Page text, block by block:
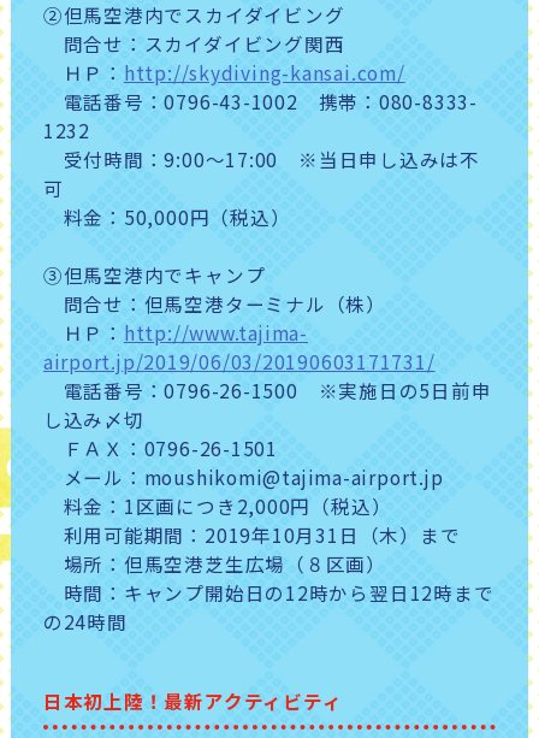
②但馬空港内でスカイダイビング
問合せ：スカイダイビング関西
ＨＰ： http://skydiving-kansai.com/
電話番号：0796-43-1002 携帯：080-8333-
1232
受付時間：9:00～17:00 ※当日申し込みは不
可
料金：50,000円（税込）
③但馬空港内でキャンプ
問合せ：但馬空港ターミナル（株）
ＨＰ： http://www.tajima-
airport.jp/2019/06/03/20190603171731/
電話番号：0796-26-1500 ※実施日の5日前申
し込み〆切
ＦＡＸ：0796-26-1501
メール：moushikomi@tajima-airport.jp
料金：1区画につき2,000円（税込）
利用可能期間：2019年10月31日（木）まで
場所：但馬空港芝生広場（８区画）
時間：キャンプ開始日の12時から翌日12時まで
の24時間
日本初上陸！最新アクティビティ